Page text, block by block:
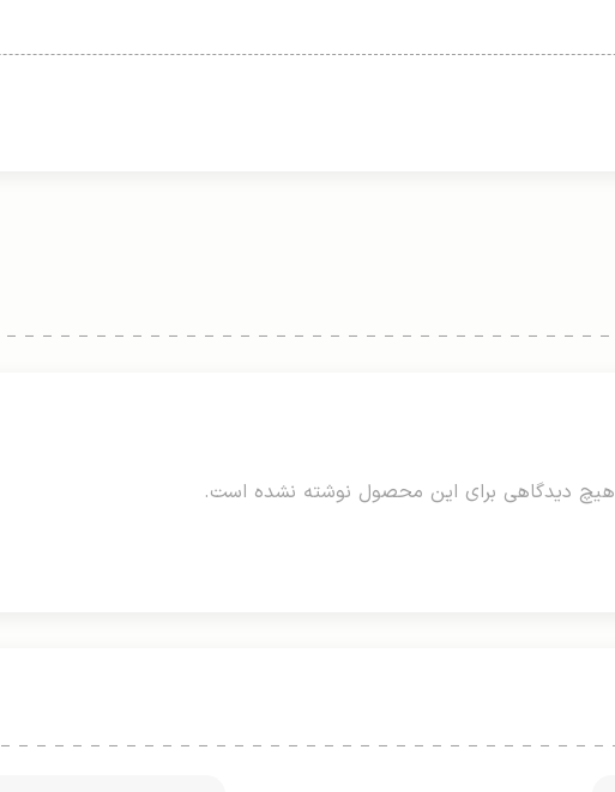
هیچ دیدگاهی برای این محصول نوشته نشده است.